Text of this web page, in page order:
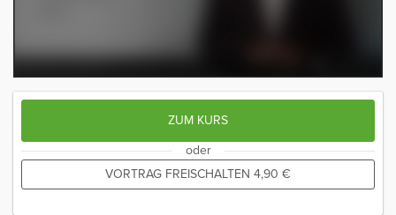
ZUM KURS
oder
VORTRAG FREISCHALTEN 4,90 €